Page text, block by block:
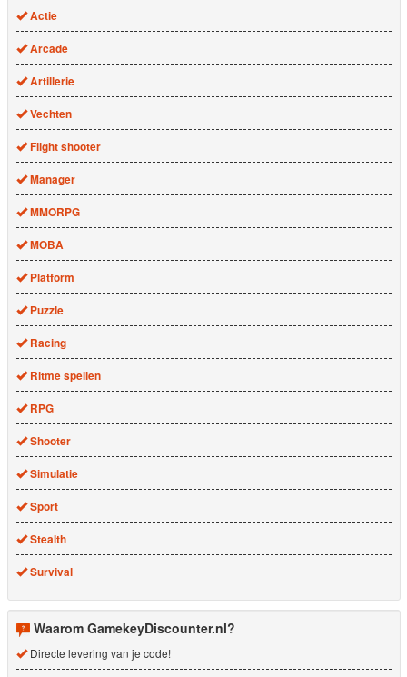
Actie
Arcade
Artillerie
Vechten
Flight shooter
Manager
MMORPG
MOBA
Platform
Puzzle
Racing
Ritme spellen
RPG
Shooter
Simulatie
Sport
Stealth
Survival
Waarom GamekeyDiscounter.nl?
Directe levering van je code!